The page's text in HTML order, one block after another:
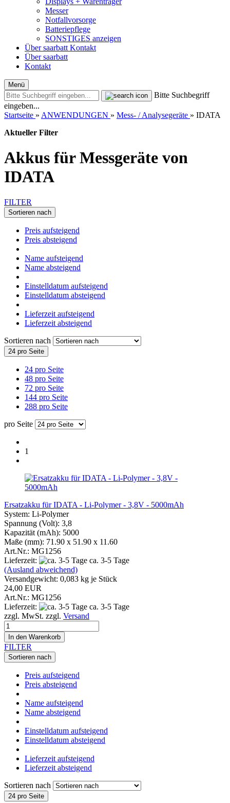
Messer
Notfallvorsorge
Batteriepflege
SONSTIGES anzeigen
Über saarbatt Kontakt
Über saarbatt
Kontakt
Menü
Bitte Suchbegriff
eingeben...
Startseite » ANWENDUNGEN » Mess- / Analysegeräte » IDATA
Aktueller Filter
Akkus für Messgeräte von
IDATA
FILTER
Sortieren nach
Preis aufsteigend
Preis absteigend
Name aufsteigend
Name absteigend
Einstelldatum aufsteigend
Einstelldatum absteigend
Lieferzeit aufsteigend
Lieferzeit absteigend
Sortieren nach
24 pro Seite
24 pro Seite
48 pro Seite
72 pro Seite
144 pro Seite
288 pro Seite
pro Seite
1
Ersatzakku für IDATA - Li-Polymer - 3,8V - 5000mAh
System: Li-Polymer
Spannung (Volt): 3,8
Kapazität (mAh): 5000
Maße (mm): 71.90 x 51.90 x 11.60
Art.Nr.: MG1256
Lieferzeit:
ca. 3-5 Tage
(Ausland abweichend)
Versandgewicht: 0,083 kg je Stück
24,00 EUR
Art.Nr.: MG1256
Lieferzeit:
ca. 3-5 Tage
zzgl. MwSt. zzgl. Versand
In den Warenkorb
FILTER
Sortieren nach
Preis aufsteigend
Preis absteigend
Name aufsteigend
Name absteigend
Einstelldatum aufsteigend
Einstelldatum absteigend
Lieferzeit aufsteigend
Lieferzeit absteigend
Sortieren nach
24 pro Seite